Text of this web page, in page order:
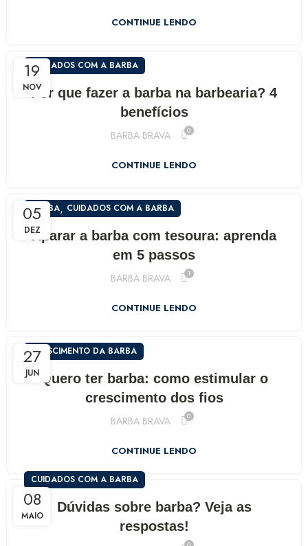
CONTINUE LENDO
19
NOV
CUIDADOS COM A BARBA
Por que fazer a barba na barbearia? 4
benefícios
BARBA BRAVA 0
CONTINUE LENDO
05
DEZ
BARBA, CUIDADOS COM A BARBA
Aparar a barba com tesoura: aprenda
em 5 passos
BARBA BRAVA 1
CONTINUE LENDO
27
JUN
CRESCIMENTO DA BARBA
Quero ter barba: como estimular o
crescimento dos fios
BARBA BRAVA 0
CONTINUE LENDO
08
MAIO
CUIDADOS COM A BARBA
Dúvidas sobre barba? Veja as
respostas!